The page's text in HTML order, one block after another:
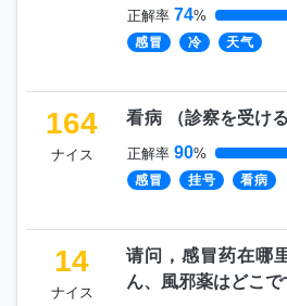
正解率 74%
感冒 冷 天气
164
ナイス
看病 （診察を受ける
正解率 90%
感冒 挂号 看病
14
ナイス
请问，感冒药在哪
ん、風邪薬はどこで